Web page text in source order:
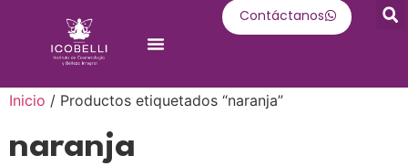
Contáctanos
Inicio / Productos etiquetados “naranja”
naranja